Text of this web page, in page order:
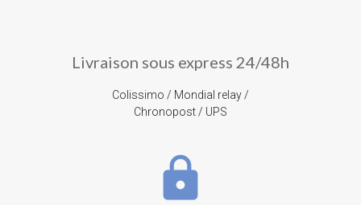
Livraison sous express 24/48h
Colissimo / Mondial relay /
Chronopost / UPS
lock